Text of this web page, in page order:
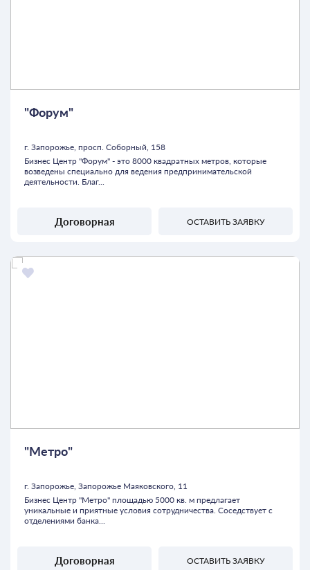
"Форум"
г. Запорожье, просп. Соборный, 158
Бизнес Центр "Форум" - это 8000 квадратных метров, которые
возведены специально для ведения предпринимательской
деятельности. Благ...
Договорная ОСТАВИТЬ ЗАЯВКУ
"Метро"
г. Запорожье, Запорожье Маяковского, 11
Бизнес Центр "Метро" площадью 5000 кв. м предлагает
уникальные и приятные условия сотрудничества. Соседствует с
отделениями банка...
Договорная ОСТАВИТЬ ЗАЯВКУ